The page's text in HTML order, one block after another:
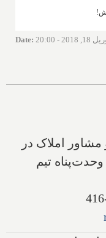
Date: - 20:00
املاک در
تیم